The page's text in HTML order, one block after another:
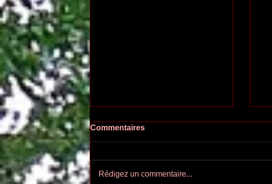
Ecoutez-voir n°55
Commentaires
Rédigez un commentaire...